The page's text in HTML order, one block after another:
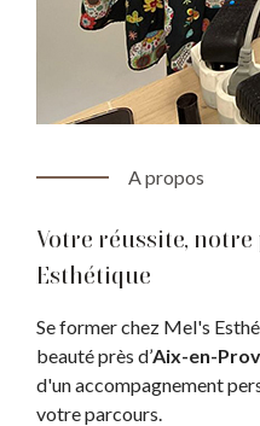
A propos
Votre réussite, notre
Esthétique
Se former chez Mel's
beauté près d’Aix-en-
d'un accompagnement
votre parcours.